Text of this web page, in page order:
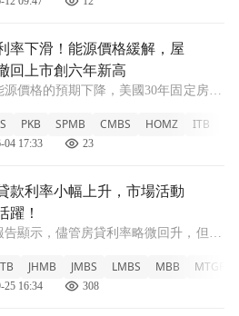
格緩解，屋主急撤回上市創六年
率下滑！能源價格緩解，屋
回上市創六年新高
源價格的預期下降，美國30年固定房貸
六年來的新高。 VMBS +0.11% XHB
XLRE +1.15% OWNS +0.06%
PKB SPMB CMBS HOMZ ITB
04 17:33 23
，市場活動依然活躍！文章頁
款利率小幅上升，市場活動
躍！
告顯示，儘管房貸利率略微回升，但購
-1.02% XHB -0.61% ITB +0.09%
PKB -1.70% NA
JHMB JMBS LMBS MBB MTGP
25 16:34 308